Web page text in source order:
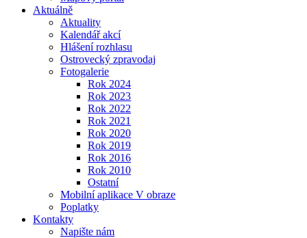
Aktuálně
Aktuality
Kalendář akcí
Hlášení rozhlasu
Ostrovecký zpravodaj
Fotogalerie
Rok 2024
Rok 2023
Rok 2022
Rok 2021
Rok 2020
Rok 2019
Rok 2016
Rok 2010
Ostatní
Mobilní aplikace V obraze
Poplatky
Kontakty
Napište nám